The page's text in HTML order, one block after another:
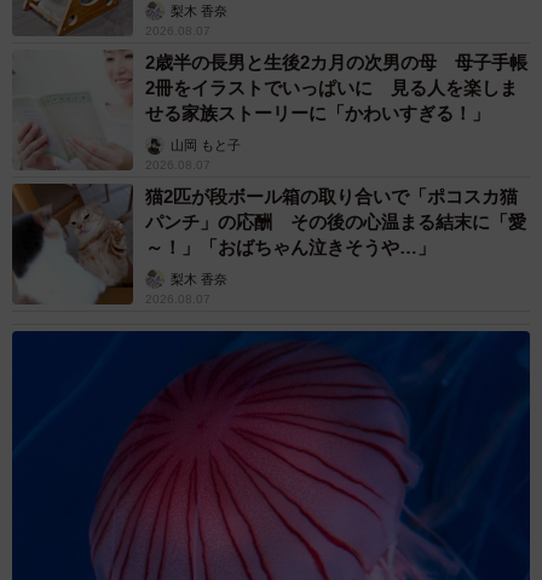
梨木 香奈
2026.08.07
2歳半の長男と生後2カ月の次男の母 母子手帳
2冊をイラストでいっぱいに 見る人を楽しま
せる家族ストーリーに「かわいすぎる！」
山岡 もと子
2026.08.07
猫2匹が段ボール箱の取り合いで「ポコスカ猫
パンチ」の応酬 その後の心温まる結末に「愛
～！」「おばちゃん泣きそうや…」
梨木 香奈
2026.08.07